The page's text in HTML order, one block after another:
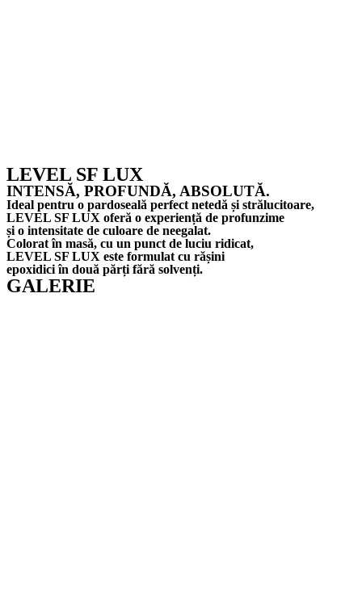
LEVEL SF LUX
INTENSĂ, PROFUNDĂ, ABSOLUTĂ.
Ideal pentru o pardoseală perfect netedă și strălucitoare,
LEVEL SF LUX oferă o experiență de profunzime
și o intensitate de culoare de neegalat.
Colorat în masă, cu un punct de luciu ridicat,
LEVEL SF LUX este formulat cu rășini
epoxidici în două părți fără solvenți.
GALERIE